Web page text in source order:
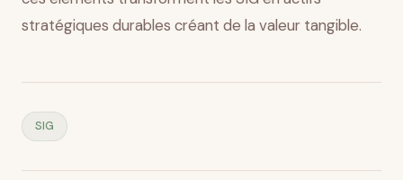
stratégiques durables créant de la valeur tangible.
SIG